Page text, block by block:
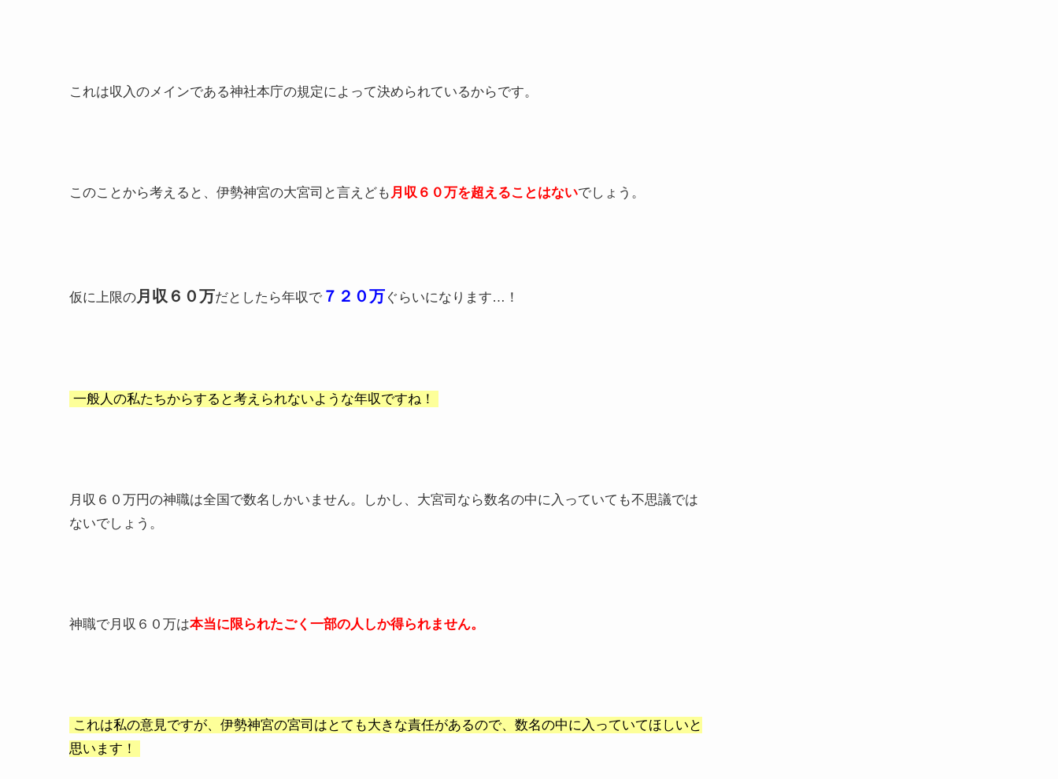
これは収入のメインである神社本庁の規定によって決められているからです。
このことから考えると、伊勢神宮の大宮司と言えども 月収６０万を超えることはないでしょう。
仮に上限の月収６０万だとしたら年収で ７２０万 ぐらいになります…！
一般人の私たちからすると考えられないような年収ですね！
月収６０万円の神職は全国で数名しかいません。しかし、大宮司なら数名の中に入っていても不思議では
ないでしょう。
神職で月収６０万は本当に限られたごく一部の人しか得られません。
これは私の意見ですが、伊勢神宮の宮司はとても大きな責任があるので、数名の中に入っていてほしいと
思います！